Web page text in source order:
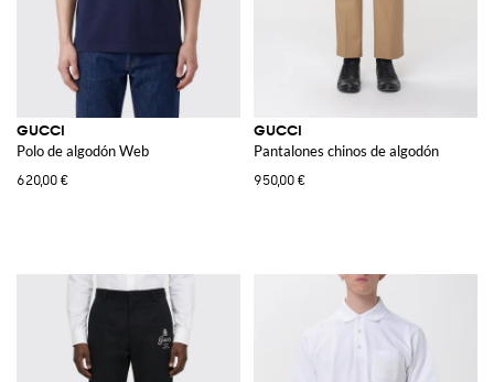
GUCCI
Polo de algodón Web
620,00 €
GUCCI
Pantalones chinos de algodón
950,00 €